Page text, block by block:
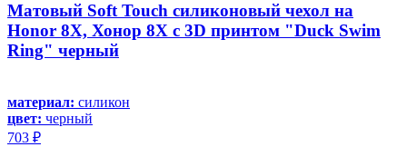
Матовый Soft Touch силиконовый чехол на
Honor 8X, Хонор 8Х с 3D принтом "Duck Swim
Ring" черный
материал: силикон
цвет: черный
703 ₽